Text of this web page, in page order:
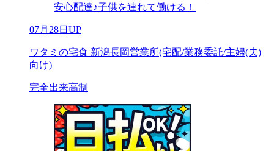
安心配達♪子供を連れて働ける！
07月28日UP
ワタミの宅食 新潟長岡営業所(宅配/業務委託/主婦(夫)
向け)
完全出来高制